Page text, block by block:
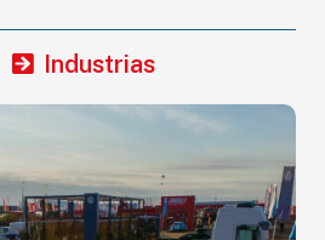
Industrias